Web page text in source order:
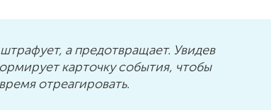
а предотвращает. Увидев
карточку события, чтобы
отреагировать.